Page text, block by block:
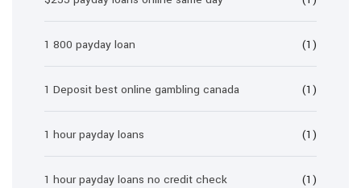
1 800 payday loan (1)
1 Deposit best online gambling canada (1)
1 hour payday loans (1)
1 hour payday loans no credit check (1)